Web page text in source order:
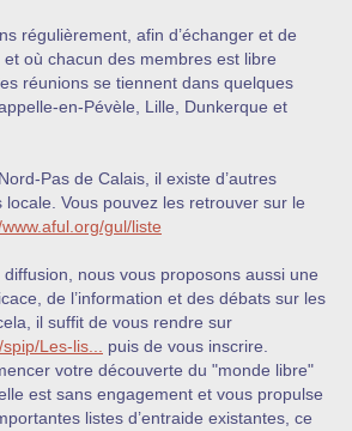
régulièrement, afin d’échanger et de
où chacun des membres est libre
réunions se tiennent dans quelques
en-Pévèle, Lille, Dunkerque et
Pas de Calais, il existe d’autres
Vous pouvez les retrouver sur le
gul/liste
nous vous proposons aussi une
de l’information et des débats sur les
il suffit de vous rendre sur
Les-lis...
puis de vous inscrire.
votre découverte du "monde libre"
est sans engagement et vous propulse
listes d’entraide existantes, ce